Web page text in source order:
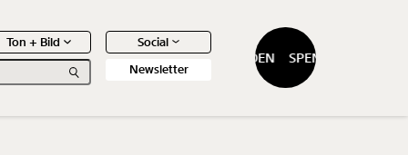
Ton + Bild
Social
Newsletter
SPENDEN SPENDEN